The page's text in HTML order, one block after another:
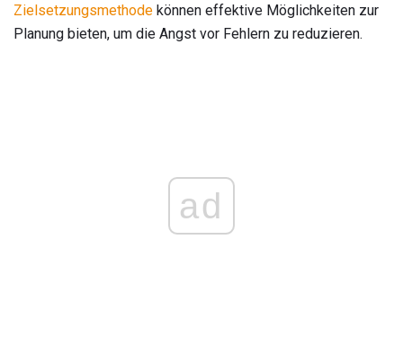
Zielsetzungsmethode können effektive Möglichkeiten zur
Planung bieten, um die Angst vor Fehlern zu reduzieren.
ad